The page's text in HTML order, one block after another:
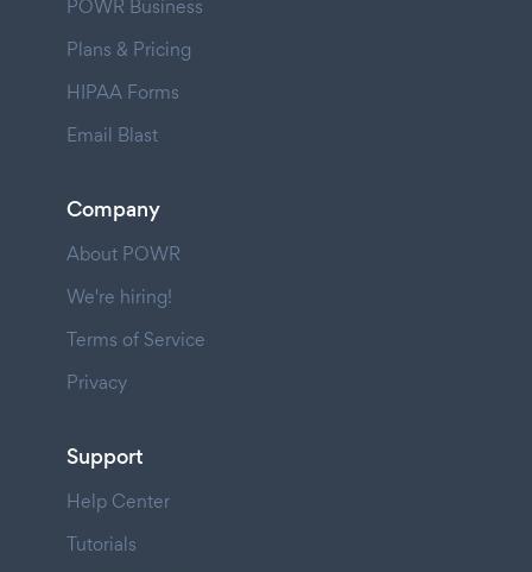
POWR Business
Plans & Pricing
HIPAA Forms
Email Blast
Company
About POWR
We're hiring!
Terms of Service
Privacy
Support
Help Center
Tutorials